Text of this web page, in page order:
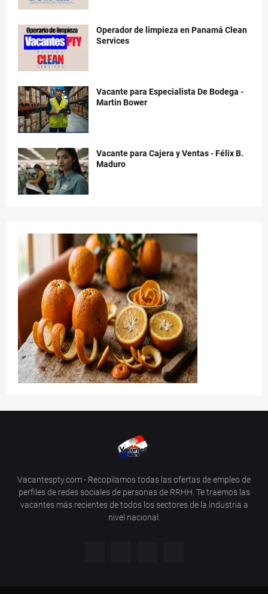
Operador de limpieza en Panamá Clean
Services
Vacante para Especialista De Bodega -
Martin Bower
Vacante para Cajera y Ventas - Félix B.
Maduro
Vacantespty.com - Recopilamos todas las ofertas de empleo de
perfiles de redes sociales de personas de RRHH. Te traemos las
vacantes más recientes de todos los sectores de la industria a
nivel nacional.